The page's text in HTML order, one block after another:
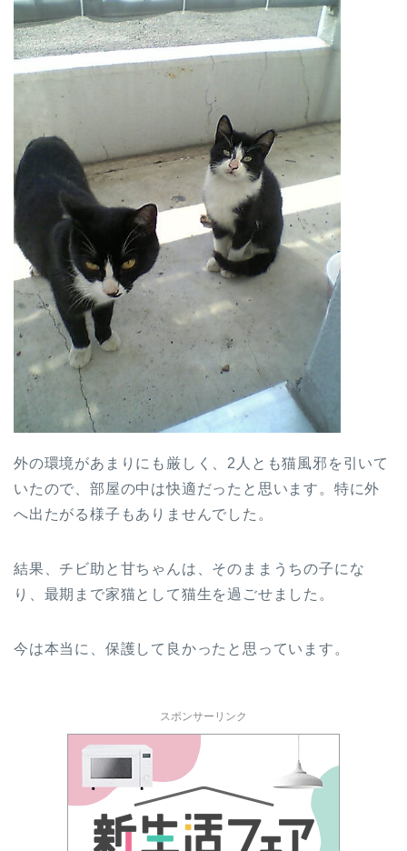
外の環境があまりにも厳しく、2人とも猫風邪を引いて
いたので、部屋の中は快適だったと思います。特に外
へ出たがる様子もありませんでした。
結果、チビ助と甘ちゃんは、そのままうちの子にな
り、最期まで家猫として猫生を過ごせました。
今は本当に、保護して良かったと思っています。
スポンサーリンク